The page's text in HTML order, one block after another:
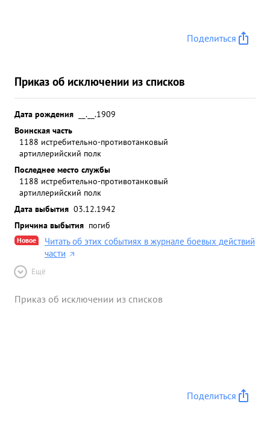
Поделиться
Приказ об исключении из списков
Дата рождения
__.__.1909
Воинская часть
1188 истребительно-противотанковый
артиллерийский полк
Последнее место службы
1188 истребительно-противотанковый
артиллерийский полк
Дата выбытия 03.12.1942
Причина выбытия погиб
Новое
Читать об этих событиях в журнале боевых действий
части
Ещё
Приказ об исключении из списков
Поделиться